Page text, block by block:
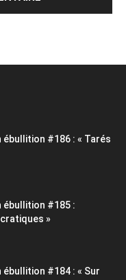
ébullition #186 : « Tarés
ébullition #185 :
»
ébullition #184 : « Sur